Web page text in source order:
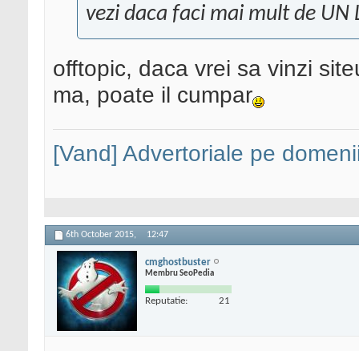
vezi daca faci mai mult de UN
offtopic, daca vrei sa vinzi
ma, poate il cumpar
[Vand] Advertoriale pe
6th October 2015, 12:47
cmghostbuster
Membru SeoPedia
Reputatie: 21